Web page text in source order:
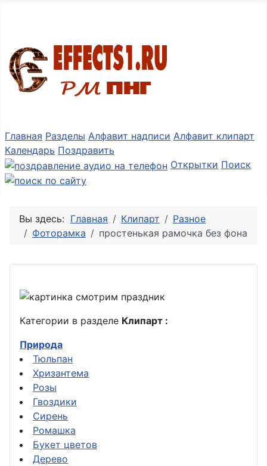
Главная Разделы Алфавит надписи Алфавит клипарт
Календарь Поздравить
Открытки Поиск
Вы здесь: Главная Клипарт
Разное
Фоторамка
простенькая рамочка без фона
Категории в разделе Клипарт :
Природа
Тюльпан
Хризантема
Розы
Гвоздики
Сирень
Ромашка
Букет цветов
Дерево